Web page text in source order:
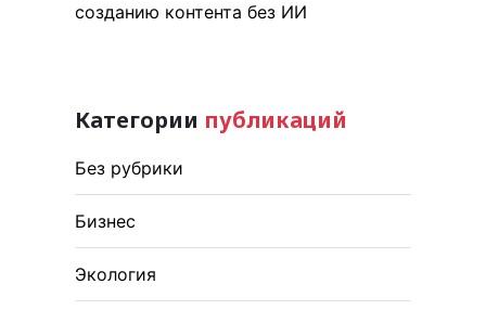
созданию контента без ИИ
Категории публикаций
Без рубрики
Бизнес
Экология